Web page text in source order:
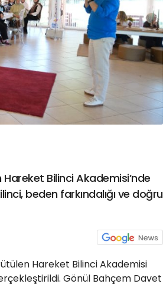
Bilinci Akademisi’nde
beden farkındalığı ve doğru
Hareket Bilinci Akademisi
Gönül Bahçem Davet